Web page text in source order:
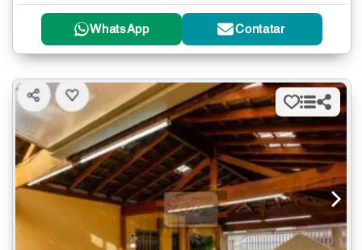
WhatsApp Contatar